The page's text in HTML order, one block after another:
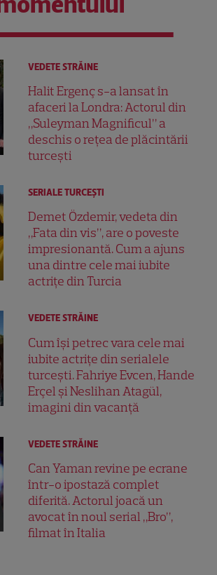
VEDETE STRĂINE
Halit Ergenç s-a lansat în
afaceri la Londra: Actorul din
„Suleyman Magnificul” a
deschis o rețea de plăcintării
turcești
SERIALE TURCEŞTI
Demet Özdemir, vedeta din
„Fata din vis”, are o poveste
impresionantă. Cum a ajuns
una dintre cele mai iubite
actrițe din Turcia
VEDETE STRĂINE
Cum își petrec vara cele mai
iubite actrițe din serialele
turcești. Fahriye Evcen, Hande
Erçel și Neslihan Atagül,
imagini din vacanță
VEDETE STRĂINE
Can Yaman revine pe ecrane
într-o ipostază complet
diferită. Actorul joacă un
avocat în noul serial „Bro”,
filmat în Italia